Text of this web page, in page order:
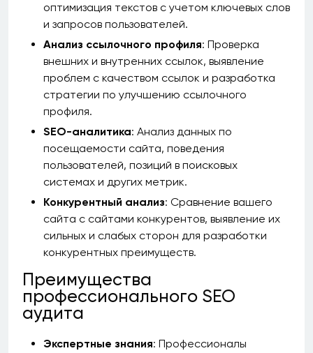
оптимизация текстов с учетом ключевых слов
и запросов пользователей.
Анализ ссылочного профиля: Проверка
внешних и внутренних ссылок, выявление
проблем с качеством ссылок и разработка
стратегии по улучшению ссылочного
профиля.
SEO-аналитика: Анализ данных по
посещаемости сайта, поведения
пользователей, позиций в поисковых
системах и других метрик.
Конкурентный анализ: Сравнение вашего
сайта с сайтами конкурентов, выявление их
сильных и слабых сторон для разработки
конкурентных преимуществ.
Преимущества
профессионального SEO
аудита
Экспертные знания: Профессионалы